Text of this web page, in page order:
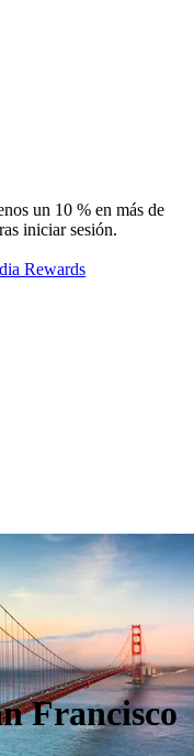
un 10 % en más de
iniciar sesión.
Rewards
Francisco